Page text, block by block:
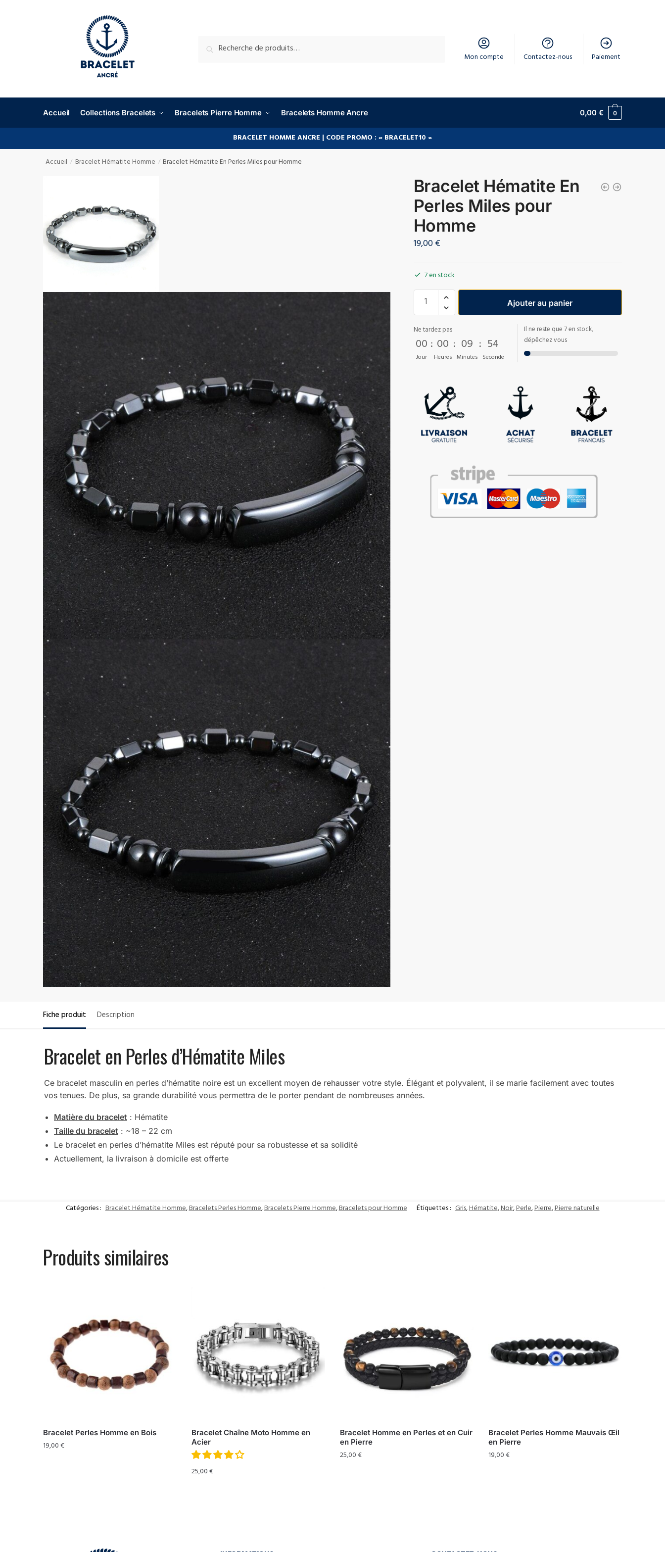
Mon compte Contactez-nous Paiement
Accueil Collections Bracelets Bracelets Pierre Homme Bracelets Homme Ancre 0,00€ 0
BRACELET HOMME ANCRE | CODE PROMO : « BRACELET10 »
Accueil / Bracelet Hématite Homme / Bracelet Hématite En Perles Miles pour Homme
Bracelet Hématite En
Perles Miles pour
Homme
19,00€
7 en stock
Ajouter au panier
Ne tardez pas
00
Jour
: 00
Heures
: 09
Minutes
: 53
Seconde
Il ne reste que 7 en stock,
dépêchez vous
Fiche produit Description
Bracelet en Perles d’Hématite Miles
Ce bracelet masculin en perles d’hématite noire est un excellent moyen de rehausser votre style. Élégant et polyvalent, il se marie facilement avec toutes
vos tenues. De plus, sa grande durabilité vous permettra de le porter pendant de nombreuses années.
Matière du bracelet: Hématite
Taille du bracelet: ~18 – 22 cm
Le bracelet en perles d’hématite Miles est réputé pour sa robustesse et sa solidité
Actuellement, la livraison à domicile est offerte
Catégories : Bracelet Hématite Homme,Bracelets Perles Homme,Bracelets Pierre Homme,Bracelets pour Homme Étiquettes : Gris,Hématite,Noir,Perle,Pierre,Pierre naturelle
Produits similaires
Bracelet Perles Homme en Bois
19,00€
Bracelet Chaîne Moto Homme en
Acier
25,00€
Bracelet Homme en Perles et en Cuir
en Pierre
25,00€
Bracelet Perles Homme Mauvais Œil
en Pierre
19,00€